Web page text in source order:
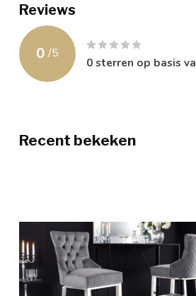
Reviews
0 /5
0sterren op basis
Recent bekeken